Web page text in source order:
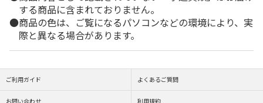
する商品に含まれておりません。
商品の色は、ご覧になるパソコンなどの環境により、実
際と異なる場合があります。
ご利用ガイド よくあるご質問
お問い合わせ 利用規約